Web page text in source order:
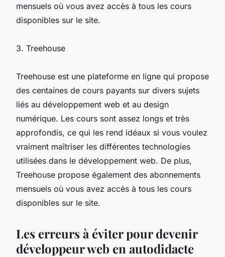
mensuels où vous avez accès à tous les cours
disponibles sur le site.
3. Treehouse
Treehouse est une plateforme en ligne qui propose
des centaines de cours payants sur divers sujets
liés au développement web et au design
numérique. Les cours sont assez longs et très
approfondis, ce qui les rend idéaux si vous voulez
vraiment maîtriser les différentes technologies
utilisées dans le développement web. De plus,
Treehouse propose également des abonnements
mensuels où vous avez accès à tous les cours
disponibles sur le site.
Les erreurs à éviter pour devenir
développeur web en autodidacte